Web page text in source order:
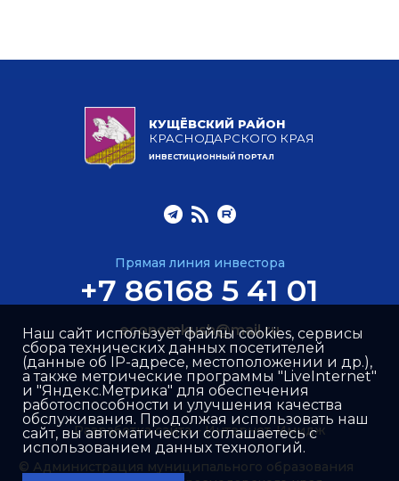
КУЩЁВСКИЙ РАЙОН
КРАСНОДАРСКОГО КРАЯ
ИНВЕСТИЦИОННЫЙ ПОРТАЛ
Прямая линия инвестора
+7 86168 5 41 01
economkush@mail.ru
© Администрация муниципального образования
Разработка сайта –Интернет-Имидж
Наш сайт использует файлы cookies, сервисы
сбора технических данных посетителей
(данные об IP-адресе, местоположении и др.),
а также метрические программы "LiveInternet"
и "Яндекс.Метрика" для обеспечения
работоспособности и улучшения качества
обслуживания. Продолжая использовать наш
сайт, вы автоматически соглашаетесь с
использованием данных технологий.